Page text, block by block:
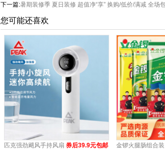
下一篇:暑期装修季 夏日装修 超值净“享” 换购/低价/满减 全场
您可能还喜欢
匹克强劲飓风手持风扇 券后39.9元包邮 金锣火腿肠组合装